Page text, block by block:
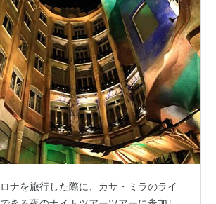
ナを旅行した際に、カサ・ミラのライ